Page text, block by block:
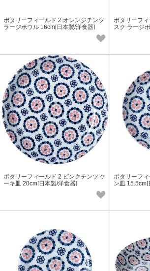
ポタリーフィールド 2 オレンジチンツ
ラージボウル 16cm[日本製/洋食器]
ポタリーフ
スク ラージ
ポタリーフィールド 2 ピンクチンツ ケ
ーキ皿 20cm[日本製/洋食器]
ポタリーフ
ン皿 15.5cm[